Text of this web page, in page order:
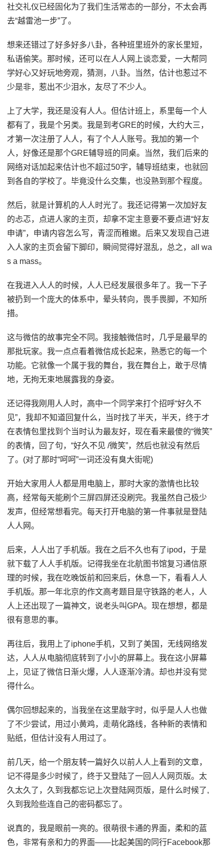
社交礼仪已经固化为了我们生活常态的一部分，不太会再
去“越雷池一步”了。
想来还错过了好多好多八卦，各种班里班外的家长里短，
私语偷笑。那时候，还可以在人人网上谈恋爱，一大帮同
学好心又好玩地旁观，猜测，八卦。当然，估计也惹过不
少是非，惹出不少泪水，友尽了不少人。
上了大学，我还是没有人人。但估计班上，系里每一个人
都有了，我是个另类。我是到考GRE的时候，大约大三，
才第一次注册了人人，有了个人人账号。我加的第一个
人，好像还是那个GRE辅导班的同桌。当然，我们后来的
网络对话加起来估计也不超过50字，辅导班结束，也就回
到各自的学校了。毕竟没什么交集，也没熟到那个程度。
然后，就是计算机的人人时光了。我还记得第一次加好友
的忐忑，点进人家的主页，却拿不定主意要不要点进“好友
申请”，申请内容怎么写，青涩而稚嫩。后来又发现自己进
入人家的主页会留下脚印，瞬间觉得好混乱，总之，all wa
s a mass。
在我进入人人的时候，人人已经发展很多年了。我一下子
被扔到一个庞大的体系中，晕头转向，畏手畏脚，不知所
措。
这与微信的故事完全不同。我接触微信时，几乎是最早的
那批玩家。我一点点看着微信成长起来，熟悉它的每一个
功能。它就像一个属于我的舞台，我在舞台上，敢于尽情
地，无拘无束地展露我的身姿。
还记得我刚用人人时，高中一个同学来打个招呼“好久不
见”，我却不知道回复什么，当时找了半天，半天，终于才
在表情包里找到个当时认为最友好，现在看来最傻的“微笑”
的表情，回了句，“好久不见 /微笑”，然后也就没有然后
了。(对了那时“呵呵”一词还没有臭大街呢)
开始大家用人人都是用电脑上，那时大家的激情也比较
高，经常每天能刷个三屏四屏还没刷完。我虽然自己极少
发声，但经常想看完。每天打开电脑的第一件事就是登陆
人人网。
后来，人人出了手机版。我在之后不久也有了ipod，于是
就下载了人人手机版。记得我坐在北航图书馆复习通信原
理的时候，我在吃晚饭前和回来后，休息一下，看看人人
手机版。那一年北京的作文高考题目是守铁路的老人，人
人上还出现了一篇神文，说老头叫GPA。现在想想，都是
很有意思的事。
再往后，我用上了iphone手机，又到了美国，无线网络发
达，人人从电脑彻底转到了小小的屏幕上。我在这小屏幕
上，见证了微信日渐火爆，人人逐渐冷清。却也并没有觉
得什么。
偶尔回想起来的，当我坐在这里敲字时，似乎是人人也做
了不少尝试，用过小黄鸡，走萌化路线，各种新的表情和
贴纸，但估计没有人用过了。
前几天，给一个朋友转一篇好久以前人人上看到的文章，
记不得是多少时候了，终于又登陆了一回人人网页版。太
久太久了，久到我都忘记上次登陆网页版，是什么时候了,
久到我险些连自己的密码都忘了。
说真的，我是眼前一亮的。很萌很卡通的界面，柔和的蓝
色，非常有亲和力的界面——比起美国的同行Facebook那